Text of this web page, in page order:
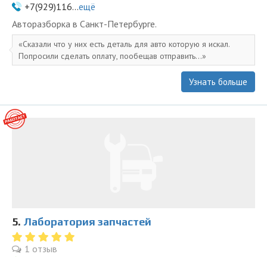
+7(929)116...ещё
Авторазборка в Санкт-Петербурге.
Сказали что у них есть деталь для авто которую я искал.
Попросили сделать оплату, пообещав отправить...
Узнать больше
5. Лаборатория запчастей
1 отзыв